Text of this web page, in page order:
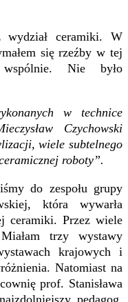
wydział ceramiki. W
się rzeźby w tej
Nie było
w technice
Czychowski
wiele subtelnego
roboty”.
do zespołu grupy
która wywarła
ceramiki. Przez wiele
trzy wystawy
krajowych i
Natomiast na
prof. Stanisława
pedagog,